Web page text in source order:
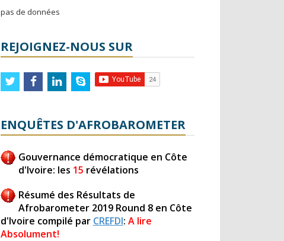
pas de données
REJOIGNEZ-NOUS SUR
twitterfacebooklinkedinskype
ENQUÊTES D'AFROBAROMETER
Gouvernance démocratique en Côte
d'Ivoire: les 15 révélations
Résumé des Résultats de
Afrobarometer 2019 Round 8 en Côte
d'Ivoire compilé par CREFDI: A lire
Absolument!